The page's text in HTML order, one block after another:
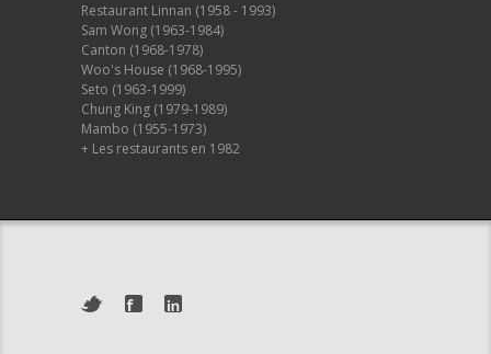
Restaurant Linnan (1958 - 1993)
Sam Wong (1963-1984)
Canton (1968-1978)
Woo's House (1968-1995)
Seto (1963-1999)
Chung King (1979-1989)
Mambo (1955-1973)
+ Les restaurants en 1982